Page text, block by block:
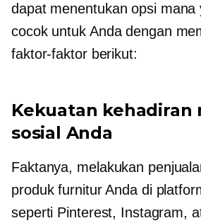
dapat menentukan opsi mana
cocok untuk Anda dengan
faktor-faktor berikut:
Kekuatan kehadiran
sosial Anda
Faktanya, melakukan
produk furnitur Anda di
seperti Pinterest, Instagram,